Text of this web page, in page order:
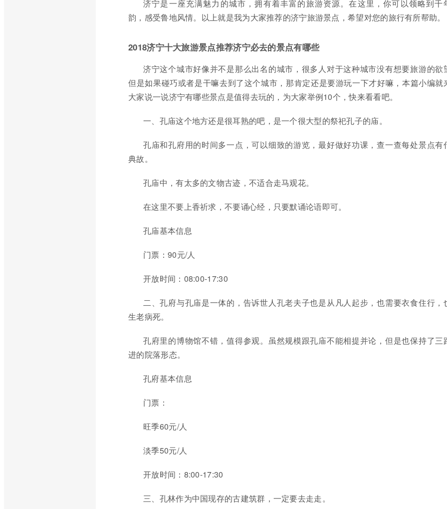
济宁是一座充满魅力的城市，拥有着丰富的旅游资源。在这里，你可以领略到千
韵，感受鲁地风情。以上就是我为大家推荐的济宁旅游景点，希望对您的旅行有所帮助。
2018济宁十大旅游景点推荐济宁必去的景点有哪些
济宁这个城市好像并不是那么出名的城市，很多人对于这种城市没有想要旅游的欲
但是如果碰巧或者是干嘛去到了这个城市，那肯定还是要游玩一下才好嘛，本篇小编就
大家说一说济宁有哪些景点是值得去玩的，为大家举例10个，快来看看吧。
一、孔庙这个地方还是很耳熟的吧，是一个很大型的祭祀孔子的庙。
孔庙和孔府用的时间多一点，可以细致的游览，最好做好功课，查一查每处景点有
典故。
孔庙中，有太多的文物古迹，不适合走马观花。
在这里不要上香祈求，不要诵心经，只要默诵论语即可。
孔庙基本信息
门票：90元/人
开放时间：08:00-17:30
二、孔府与孔庙是一体的，告诉世人孔老夫子也是从凡人起步，也需要衣食住行，
生老病死。
孔府里的博物馆不错，值得参观。虽然规模跟孔庙不能相提并论，但是也保持了三
进的院落形态。
孔府基本信息
门票：
旺季60元/人
淡季50元/人
开放时间：8:00-17:30
三、孔林作为中国现存的古建筑群，一定要去走走。